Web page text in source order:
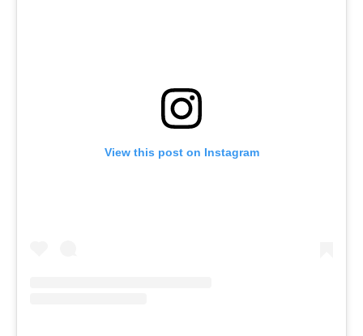
View this post on Instagram